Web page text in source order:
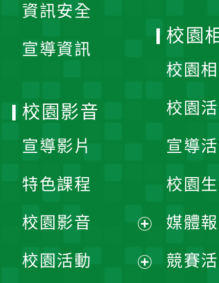
資訊安全
宣導資訊
校園
校園
校園
宣導
校園
媒體
競賽
校園影音
宣導影片
特色課程
校園影音
開
校園活動